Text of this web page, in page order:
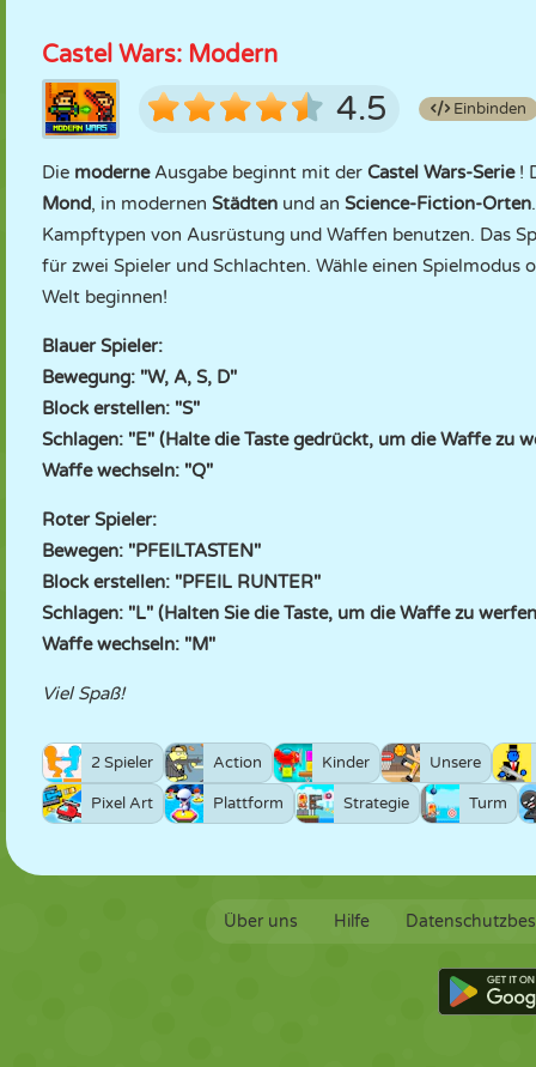
Castel Wars: Modern
4.5 Einbinden
Die moderneAusgabe beginnt mit der Castel Wars-Serie !
Mond, in modernen Städten und an Science-Fiction-Orten
Kampftypen von Ausrüstung und Waffen benutzen. Das
für zwei Spieler und Schlachten. Wähle einen
Welt beginnen!
Blauer Spieler:
Bewegung: "W, A, S, D"
Block erstellen: "S"
Schlagen: "E" (Halte die Taste gedrückt, um die Waffe zu
Waffe wechseln: "Q"
Roter Spieler:
Bewegen: "PFEILTASTEN"
Block erstellen: "PFEIL RUNTER"
Schlagen: "L" (Halten Sie die Taste, um die Waffe zu
Waffe wechseln: "M"
Viel Spaß!
2 Spieler Action Kinder Unsere
Pixel Art Plattform Strategie Turm
Über uns Hilfe